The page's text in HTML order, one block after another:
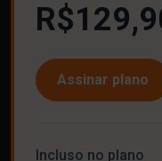
Assinar plano
Incluso no plano